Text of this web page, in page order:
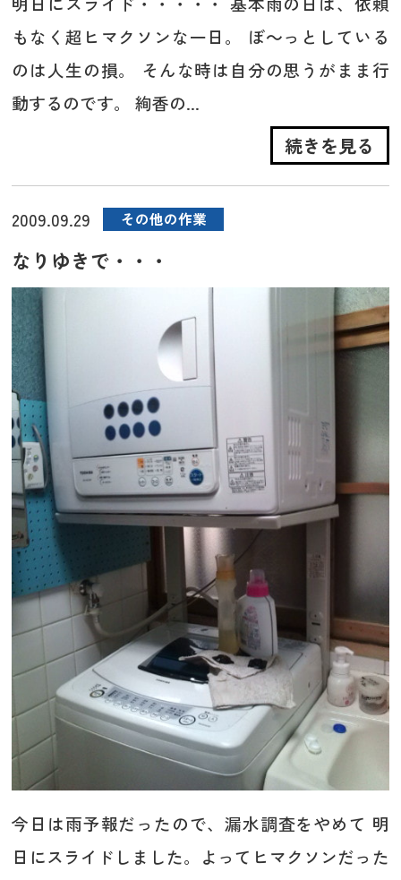
もなく超ヒマクソンな一日。 ぼ～っとしている
のは人生の損。 そんな時は自分の思うがまま行
動するのです。 絢香の...
続きを見る
2009.09.29 その他の作業
なりゆきで・・・
今日は雨予報だったので、漏水調査をやめて 明
日にスライドしました。よってヒマクソンだった